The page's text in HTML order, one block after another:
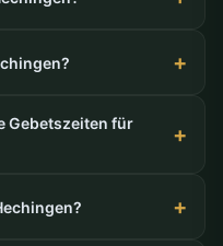
Gebetszeiten für